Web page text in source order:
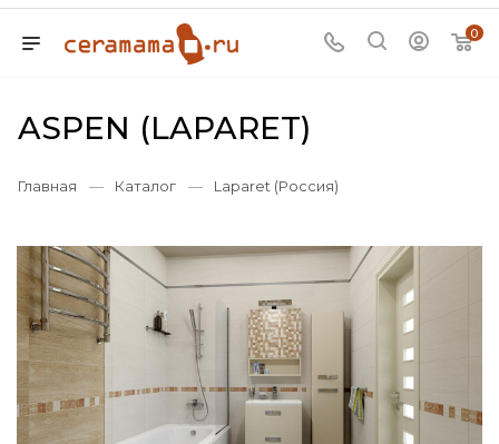
0
ASPEN (LAPARET)
Главная — Каталог — Laparet (Россия)